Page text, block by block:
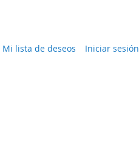
Mi lista de deseos Iniciar sesión